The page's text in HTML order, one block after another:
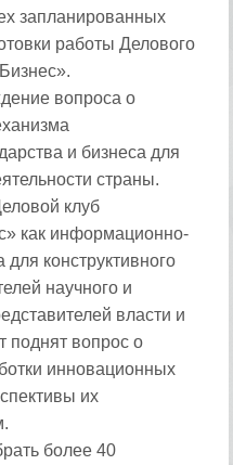
запланированных
работы Делового
вопроса о
и бизнеса для
страны.
клуб
как информационно-
конструктивного
научного и
власти и
поднят вопрос о
инновационных
их
более 40